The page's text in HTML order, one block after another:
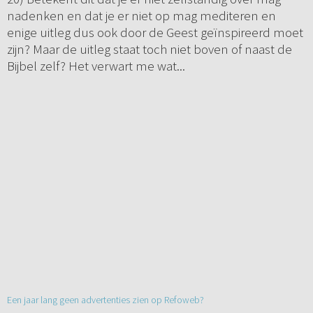
nadenken en dat je er niet op mag mediteren en
enige uitleg dus ook door de Geest geïnspireerd moet
zijn? Maar de uitleg staat toch niet boven of naast de
Bijbel zelf? Het verwart me wat...
Een jaar lang geen advertenties zien op Refoweb?